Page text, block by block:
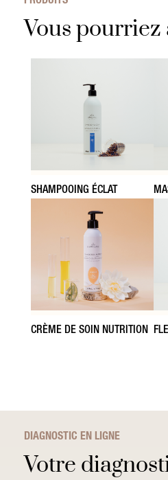
Vous pourriez
SHAMPOOING ÉCLAT
CRÈME DE SOIN NUTRITION
DIAGNOSTIC EN LIGNE
Votre